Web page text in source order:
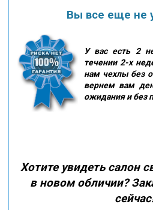
Вы все еще не
У вас есть 2
течении 2-х
нам чехлы без
вернем вам
ожидания и без
Хотите увидеть салон
в новом обличии?